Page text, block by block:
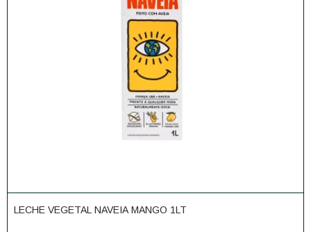
LECHE VEGETAL NAVEIA MANGO 1LT